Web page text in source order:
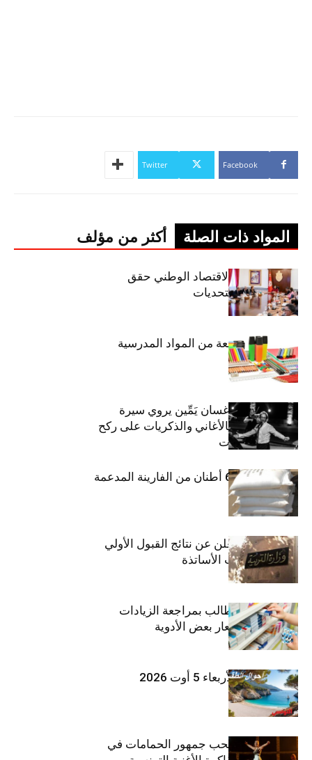
Facebook
Twitter
المواد ذات الصلة أكثر من مؤلف
وزيرة المالية: الاقتصاد الوطني حقق
مكاسب رغم التحديات
الفنان اللبناني غسان يَمِّين يروي سيرة
شارل أزنافور بالأغاني والذكريات على ركح
مسرح الحمامات
منوبة: حجز 6،3 أطنان من الفارينة المدعمة
وزارة التربية تعلن عن نتائج القبول الأولي
لمناظرة انتداب الأساتذة
اتحاد الشغل يطالب بمراجعة الزيادات
الأخيرة في أسعار بعض الأدوية
طقس اليوم الأربعاء 5 أوت 2026
بثينة نابولي تصحب جمهور الحمامات في